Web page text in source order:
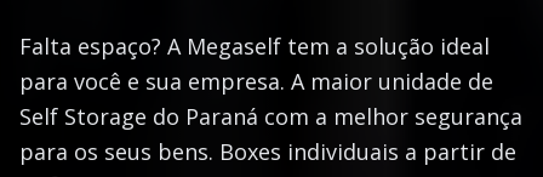
Falta espaço? A Megaself tem a solução ideal
para você e sua empresa. A maior unidade de
Self Storage do Paraná com a melhor segurança
para os seus bens. Boxes individuais a partir de